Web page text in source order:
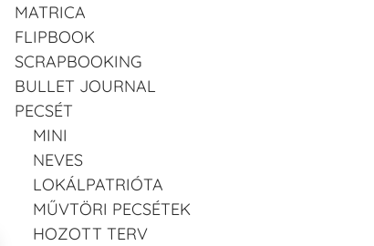
MATRICA
FLIPBOOK
SCRAPBOOKING
BULLET JOURNAL
PECSÉT
MINI
NEVES
LOKÁLPATRIÓTA
MŰVTÖRI PECSÉTEK
HOZOTT TERV